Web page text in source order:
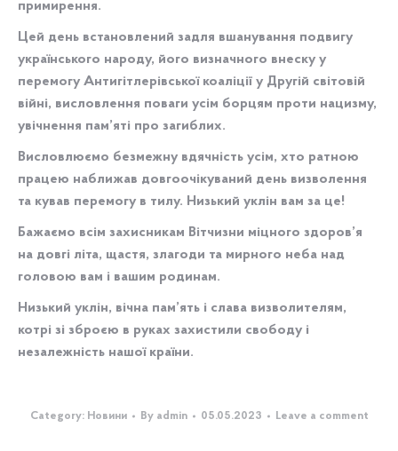
примирення.
Цей день встановлений задля вшанування подвигу
українського народу, його визначного внеску у
перемогу Антигітлерівської коаліції у Другій світовій
війні, висловлення поваги усім борцям проти нацизму,
увічнення пам’яті про загиблих.
Висловлюємо безмежну вдячність усім, хто ратною
працею наближав довгоочікуваний день визволення
та кував перемогу в тилу. Низький уклін вам за це!
Бажаємо всім захисникам Вітчизни міцного здоров’я
на довгі літа, щастя, злагоди та мирного неба над
головою вам і вашим родинам.
Низький уклін, вічна пам’ять і слава визволителям,
котрі зі зброєю в руках захистили свободу і
незалежність нашої країни.
Category: Новини By admin 05.05.2023 Leave a comment